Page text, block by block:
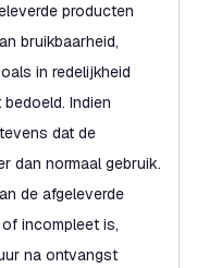
producten
bruikbaarheid,
in redelijkheid
Indien
dat de
dan normaal gebruik.
de afgeleverde
incompleet is,
na ontvangst